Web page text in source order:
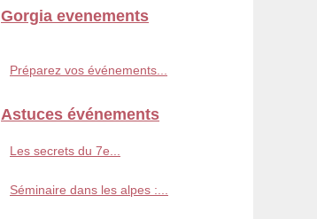
Gorgia evenements
Préparez vos événements...
Astuces événements
Les secrets du 7e...
Séminaire dans les alpes :...